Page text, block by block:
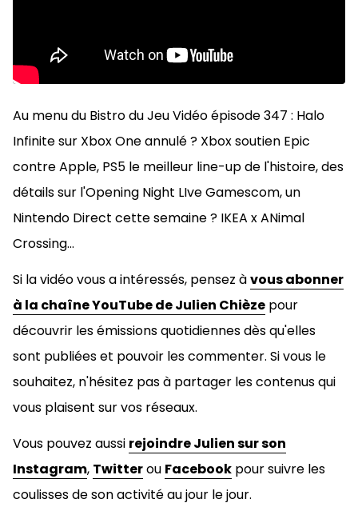
Au menu du Bistro du Jeu Vidéo épisode 347 : Halo
Infinite sur Xbox One annulé ? Xbox soutien Epic
contre Apple, PS5 le meilleur line-up de l'histoire, des
détails sur l'Opening Night LIve Gamescom, un
Nintendo Direct cette semaine ? IKEA x ANimal
Crossing...
Si la vidéo vous a intéressés, pensez àvous abonner
à la chaîne YouTube de Julien Chièze pour
découvrir les émissions quotidiennes dès qu'elles
sont publiées et pouvoir les commenter. Si vous le
souhaitez, n'hésitez pas à partager les contenus qui
vous plaisent sur vos réseaux.
Vous pouvez aussi rejoindre Julien sur son
Instagram, Twitterou Facebook pour suivre les
coulisses de son activité au jour le jour.